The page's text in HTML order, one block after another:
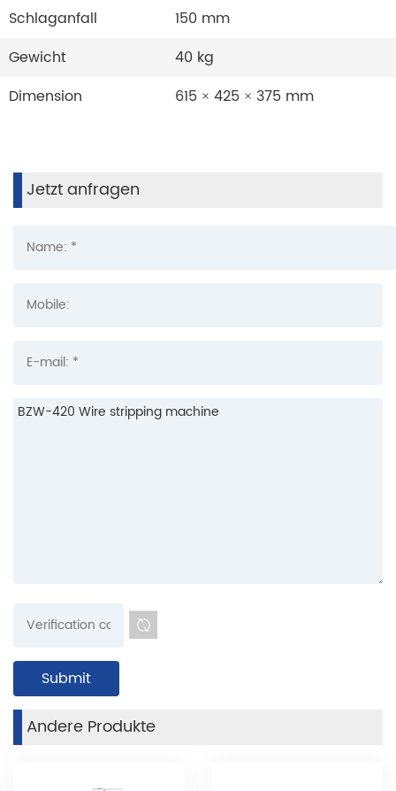
Schlaganfall
150 mm
Gewicht
40 kg
Dimension
615 × 425 × 375 mm
Jetzt anfragen
Andere Produkte